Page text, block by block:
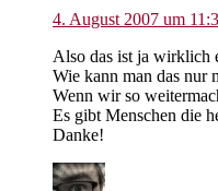
4. August 2007 um
Also das ist ja wirklich
Wie kann man das nur
Wenn wir so
Es gibt Menschen die
Danke!